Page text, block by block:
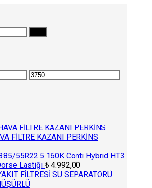
En
yüksek
FİLTRE KAZANI PERKİNS
55R22.5 160K Conti Hybrid HT3
Lastiği ₺ 4.992,00